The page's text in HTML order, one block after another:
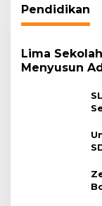
Pendidikan
Lima
Menyusun